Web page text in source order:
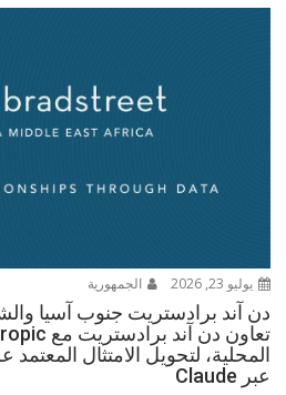
يوليو 23, 2026 الجمهورية
دن آند برادستريت جنوب آسيا
المحلية، لتحويل الامتثال
عبر Claude